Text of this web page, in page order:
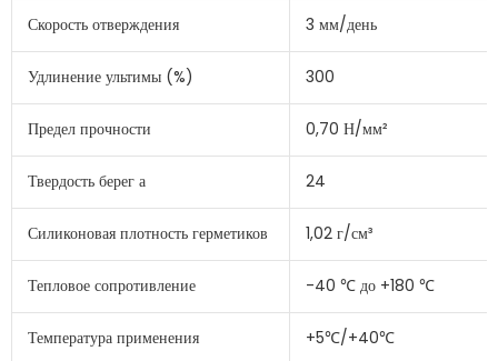
Скорость отверждения 3 мм/день
Удлинение ультимы (%) 300
Предел прочности 0,70 Н/мм²
Твердость берег а 24
Силиконовая плотность герметиков 1,02 г/см³
Тепловое сопротивление -40 ℃ до +180 ℃
Температура применения +5℃/+40℃